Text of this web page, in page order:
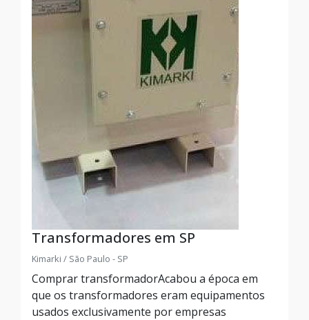
Transformadores em SP
Kimarki / São Paulo - SP
Comprar transformadorAcabou a época em
que os transformadores eram equipamentos
usados exclusivamente por empresas